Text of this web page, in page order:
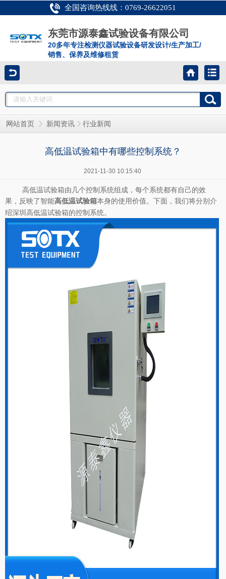
全国咨询热线线：0769-26622051
东莞市源泰鑫试验设备有限公司
20多年专注检测仪器试验设备研发设计/生产加工/
销售、保养及维修租赁
网站首页 新闻资讯 行业新闻
高低温试验箱中有哪些控制系统？
2021-11-30 10:15:40
高低温试验箱由几个控制系统组成，每个系统都有自己的效
果，反映了智能高低温试验箱本身的使用价值。下面，我们将分别介
绍深圳高低温试验箱的控制系统。